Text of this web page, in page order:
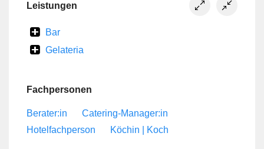
Leistungen
Bar
Gelateria
Fachpersonen
Berater:in
Catering-Manager:in
Hotelfachperson
Köchin | Koch